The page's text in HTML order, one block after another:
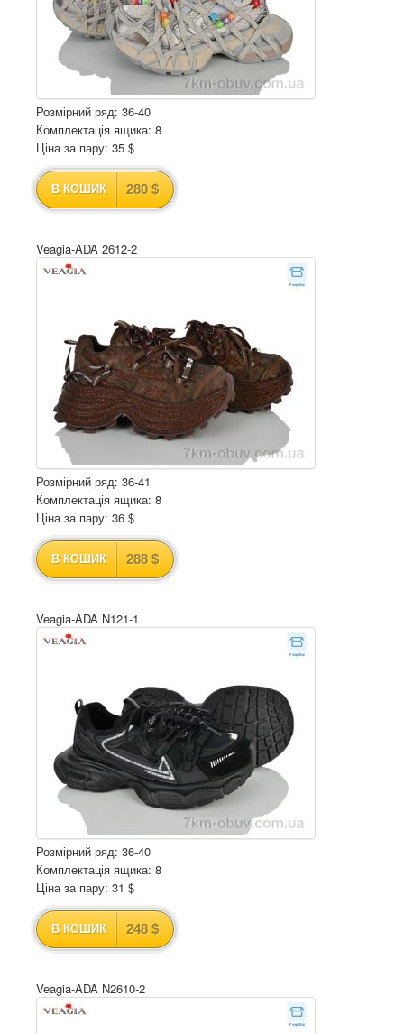
Розмірний ряд: 36-40
Комплектація ящика: 8
Ціна за пару: 35 $
В КОШИК 280 $
Veagia-ADA 2612-2
Розмірний ряд: 36-41
Комплектація ящика: 8
Ціна за пару: 36 $
В КОШИК 288 $
Veagia-ADA N121-1
Розмірний ряд: 36-40
Комплектація ящика: 8
Ціна за пару: 31 $
В КОШИК 248 $
Veagia-ADA N2610-2